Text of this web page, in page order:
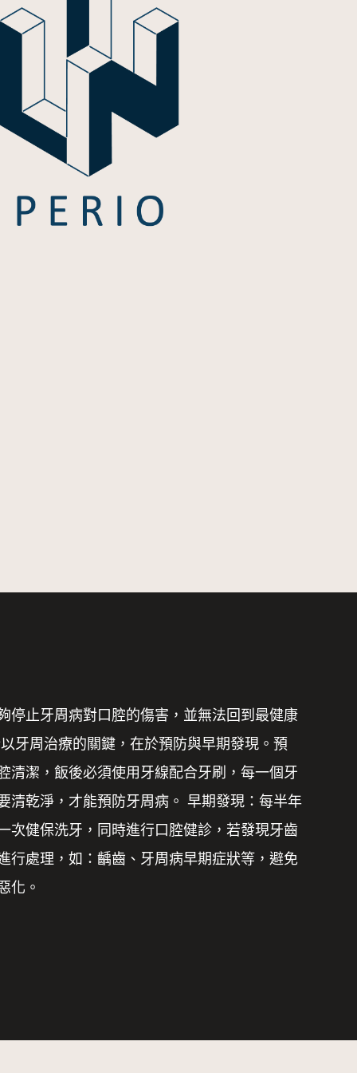
停止牙周病對口腔的傷害， 並無法回到最健康
牙周治療的關鍵，在於預防與早期發現。預
清潔，飯後必須使用牙線配合牙刷，每一個牙
清乾淨，才能預防牙周病。 早期發現：每半年
次健保洗牙， 同時進行口腔健診，若發現牙齒
行處理，如：齲齒、牙周病早期症狀等，避免
化。